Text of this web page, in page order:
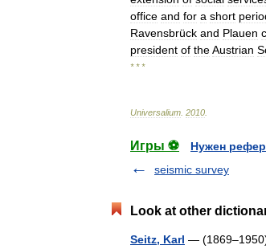
office and for a short
Ravensbrück and Plauen
president of theAustrian
* * *
Universalium 2010
Игры ⚽
Нужен
seismic survey
Look at other
Seitz, Karl —